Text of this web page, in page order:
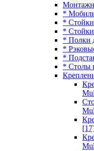
*
* Стойки
*
* Полки
*
*
* Столы